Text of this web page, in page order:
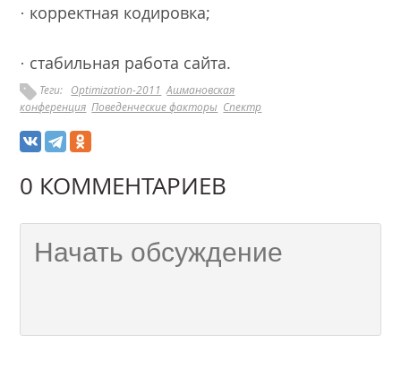
· корректная кодировка;
· стабильная работа сайта.
Теги: Optimization-2011 Ашмановская
конференция Поведенческие факторы Спектр
0 КОММЕНТАРИЕВ